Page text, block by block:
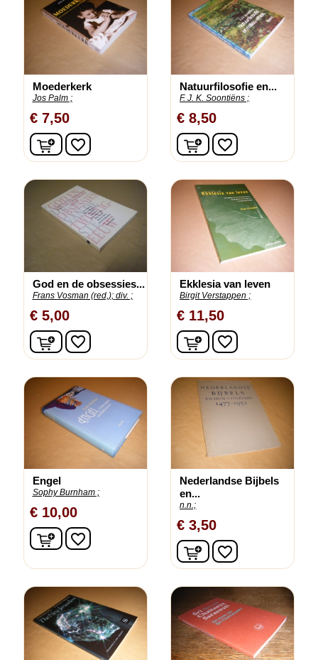
Moederkerk
Jos Palm ;
€ 7,50
In winkelwagen
favorite_border
Natuurfilosofie en...
F. J. K. Soontiëns ;
€ 8,50
In winkelwagen
favorite_border
God en de obsessies...
Frans Vosman (red,); div. ;
€ 5,00
In winkelwagen
favorite_border
Ekklesia van leven
Birgit Verstappen ;
€ 11,50
In winkelwagen
favorite_border
Engel
Sophy Burnham ;
€ 10,00
In winkelwagen
favorite_border
Nederlandse Bijbels
en...
n.n.;
€ 3,50
In winkelwagen
favorite_border